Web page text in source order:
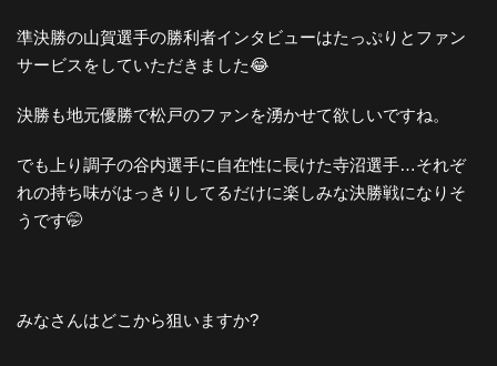
準決勝の山賀選手の勝利者インタビューはたっぷりとファン
サービスをしていただきました😂
決勝も地元優勝で松戸のファンを湧かせて欲しいですね。
でも上り調子の谷内選手に自在性に長けた寺沼選手…それぞ
れの持ち味がはっきりしてるだけに楽しみな決勝戦になりそ
うです🤭
みなさんはどこから狙いますか?